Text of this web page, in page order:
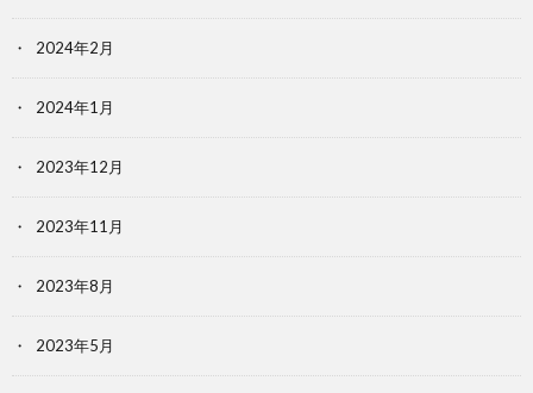
2024年2月
2024年1月
2023年12月
2023年11月
2023年8月
2023年5月